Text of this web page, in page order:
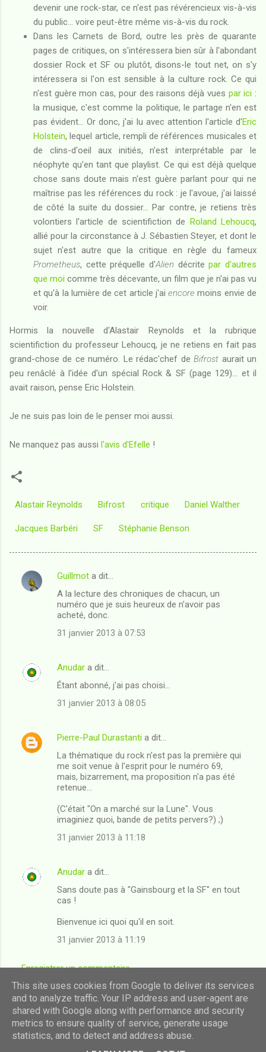
devenir une rock-star, ce n'est pas révérencieux vis-à-vis
du public... voire peut-être même vis-à-vis du rock.
Dans les Carnets de Bord, outre les près de quarante
pages de critiques, on s'intéressera bien sûr à l'abondant
dossier Rock et SF ou plutôt, disons-le tout net, on s'y
intéressera si l'on est sensible à la culture rock. Ce qui
n'est guère mon cas, pour des raisons déjà vues par ici :
la musique, c'est comme la politique, le partage n'en est
pas évident... Or donc, j'ai lu avec attention l'article d'Eric
Holstein, lequel article, rempli de références musicales et
de clins-d'oeil aux initiés, n'est interprétable par le
néophyte qu'en tant que playlist. Ce qui est déjà quelque
chose sans doute mais n'est guère parlant pour qui ne
maîtrise pas les références du rock : je l'avoue, j'ai laissé
de côté la suite du dossier... Par contre, je retiens très
volontiers l'article de scientifiction de Roland Lehoucq,
allié pour la circonstance à J. Sébastien Steyer, et dont le
sujet n'est autre que la critique en règle du fameux
Prometheus, cette préquelle d'Alien décritepar d'autres
que moi comme très décevante, un film que je n'ai pas vu
et qu'à la lumière de cet article j'aiencore moins envie de
voir.
Hormis la nouvelle d'Alastair Reynolds et la rubrique
scientifiction du professeur Lehoucq, je ne retiens en fait pas
grand-chose de ce numéro. Le rédac'chef deBifrost aurait un
peu renâclé à l'idée d'un spécial Rock & SF (page 129)... et il
avait raison, pense Eric Holstein.
Je ne suis pas loin de le penser moi aussi.
Ne manquez pas aussi l'avis d'Efelle !
Alastair Reynolds Bifrost critique Daniel Walther
Jacques Barbéri SF Stéphanie Benson
C
n
r
e
Guillmot a dit…
A la lecture des chroniques de chacun, un
numéro que je suis heureux de n'avoir pas
acheté, donc.
31 janvier 2013 à 07:53
Anudar a dit…
Étant abonné, j'ai pas choisi...
31 janvier 2013 à 08:05
Pierre-Paul Durastanti a dit…
La thématique du rock n'est pas la première qui
me soit venue à l'esprit pour le numéro 69,
mais, bizarrement, ma proposition n'a pas été
retenue...
(C'était "On a marché sur la Lune". Vous
imaginiez quoi, bande de petits pervers?) ;)
31 janvier 2013 à 11:18
Anudar a dit…
Sans doute pas à "Gainsbourg et la SF" en tout
cas !
Bienvenue ici quoi qu'il en soit.
31 janvier 2013 à 11:19
Enregistrer un commentaire
Fourni par Blogger
This site uses cookies from Google to deliver its services
and to analyze traffic. Your IP address and user-agent are
shared with Google along with performance and security
metrics to ensure quality of service, generate usage
statistics, and to detect and address abuse.